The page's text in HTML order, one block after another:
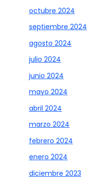
octubre 2024
septiembre 2024
agosto 2024
julio 2024
junio 2024
mayo 2024
abril 2024
marzo 2024
febrero 2024
enero 2024
diciembre 2023